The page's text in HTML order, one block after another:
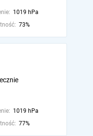
1019 hPa
73%
1019 hPa
77%